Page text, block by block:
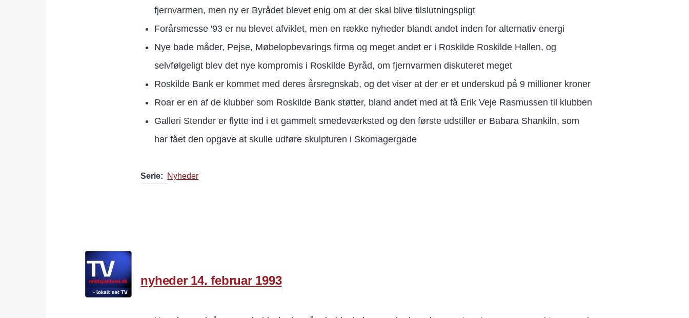
fjernvarmen, men ny er Byrådet blevet enig om at der skal blive tilslutningspligt
Forårsmesse '93 er nu blevet afviklet, men en række nyheder blandt andet inden for alternativ energi
Nye bade måder, Pejse, Møbelopbevarings firma og meget andet er i Roskilde Roskilde Hallen, og
selvfølgeligt blev det nye kompromis i Roskilde Byråd, om fjernvarmen diskuteret meget
Roskilde Bank er kommet med deres årsregnskab, og det viser at der er et underskud på 9 millioner kroner
Roar er en af de klubber som Roskilde Bank støtter, bland andet med at få Erik Veje Rasmussen til klubben
Galleri Stender er flytte ind i et gammelt smedeværksted og den første udstiller er Babara Shankiln, som
har fået den opgave at skulle udføre skulpturen i Skomagergade
Serie Nyheder
nyheder 14. februar 1993